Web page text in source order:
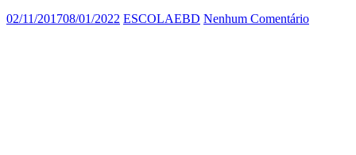
02/11/201708/01/2022 ESCOLAEBD Nenhum Comentário